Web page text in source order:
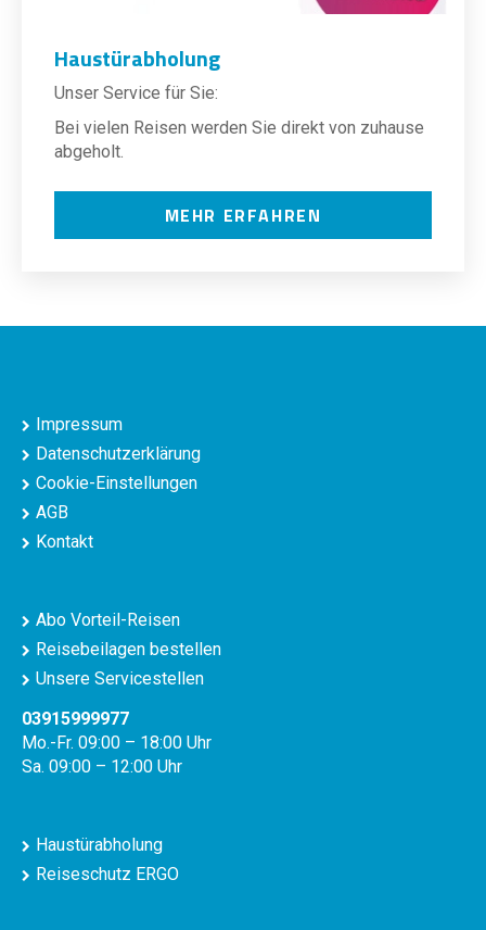
Haustürabholung
Unser Service für Sie:
Bei vielen Reisen werden Sie direkt von zuhause
abgeholt.
MEHR ERFAHREN
Impressum
Datenschutzerklärung
Cookie-Einstellungen
AGB
Kontakt
Abo Vorteil-Reisen
Reisebeilagen bestellen
Unsere Servicestellen
03915999977
Mo.-Fr. 09:00 – 18:00 Uhr
Sa. 09:00 – 12:00 Uhr
Haustürabholung
Reiseschutz ERGO